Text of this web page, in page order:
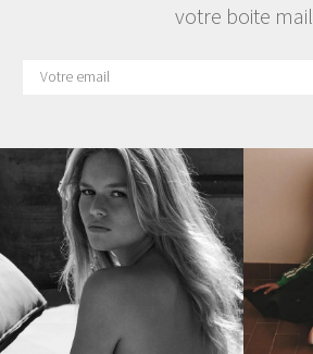
votre boite mail